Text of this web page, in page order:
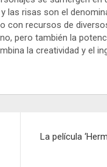
las risas son el
recursos de
pero también la
la creatividad y el
La película